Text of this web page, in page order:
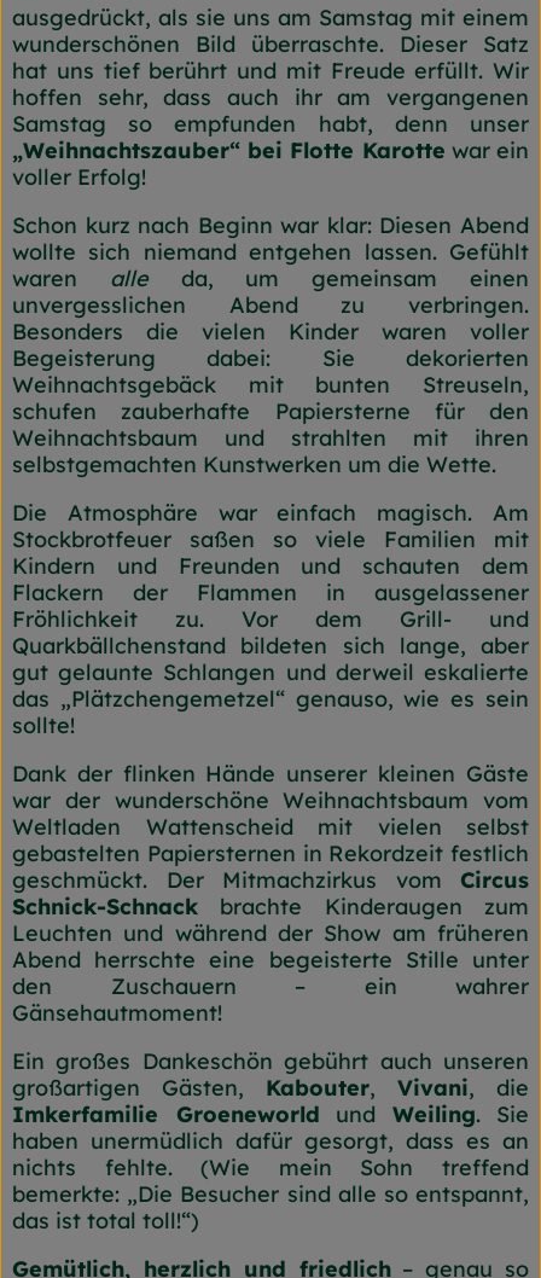
Frischetheke
Naturkost
Getränke
Gartensaison
Drogerie
So geht's
Unsere Kisten
Über uns
Blog
Jetzt bestellen
ausgedrückt, als sie uns am Samstag mit einem
wunderschönen Bild überraschte. Dieser Satz
hat uns tief berührt und mit Freude erfüllt. Wir
hoffen sehr, dass auch ihr am vergangenen
Samstag so empfunden habt, denn unser
„Weihnachtszauber“ bei Flotte Karotte war ein
voller Erfolg!
Schon kurz nach Beginn war klar: Diesen Abend
wollte sich niemand entgehen lassen. Gefühlt
waren alleda, um gemeinsam einen
unvergesslichen Abend zu verbringen.
Besonders die vielen Kinder waren voller
Begeisterung dabei: Sie dekorierten
Weihnachtsgebäck mit bunten Streuseln,
schufen zauberhafte Papiersterne für den
Weihnachtsbaum und strahlten mit ihren
selbstgemachten Kunstwerken um die Wette.
Die Atmosphäre war einfach magisch. Am
Stockbrotfeuer saßen so viele Familien mit
Kindern und Freunden und schauten dem
Flackern der Flammen in ausgelassener
Fröhlichkeit zu. Vor dem Grill- und
Quarkbällchenstand bildeten sich lange, aber
gut gelaunte Schlangen und derweil eskalierte
das „Plätzchengemetzel“ genauso, wie es sein
sollte!
Dank der flinken Hände unserer kleinen Gäste
war der wunderschöne Weihnachtsbaum vom
Weltladen Wattenscheid mit vielen selbst
gebastelten Papiersternen in Rekordzeit festlich
geschmückt. Der Mitmachzirkus vom Circus
Schnick-Schnack brachte Kinderaugen zum
Leuchten und während der Show am früheren
Abend herrschte eine begeisterte Stille unter
den Zuschauern – ein wahrer
Gänsehautmoment!
Ein großes Dankeschön gebührt auch unseren
großartigen Gästen, Kabouter, Vivani, die
Imkerfamilie Groeneworld und Weiling. Sie
haben unermüdlich dafür gesorgt, dass es an
nichts fehlte. (Wie mein Sohn treffend
bemerkte: „Die Besucher sind alle so entspannt,
das ist total toll!“)
Gemütlich, herzlich und friedlich– genau so